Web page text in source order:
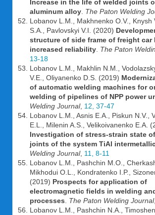
Increase in the life of welded joints
aluminum alloy The Paton Welding
Lobanov L.M., Makhnenko O.V., Knysh
S.A., Pavlovskyi V.I. (2020)
structure of side frame of freight car
increased reliability The Paton
13-18
Lobanov L.M., Makhlin N.M.,
V.E., Oliyanenko D.S. (2019)
of automatic welding machines for
welding of pipelines of NPP power
Welding Journal, 12, 37-47
Lobanov L.M., Asnis E.A., Piskun N.V.,
E.L., Milenin A.S., Velikoivanenko E.A.
Investigation of stress-strain state
joints of the system TiAl
Welding Journal, 11, 8-11
Lobanov L.M., Pashchin M.O.,
Mikhodui O.L., Kondratenko I.P.,
(2019) Prospects for application of
electromagnetic fields in welding
processes
The Paton Welding Journal,
Lobanov L.M., Pashchin N.A.,